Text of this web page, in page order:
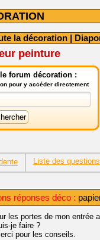
la décoration |
peinture
forum décoration :
pour y accéder directement
Liste des questions
réponses déco :
les portes de mon entrée
je faire ?
pour les conseils.